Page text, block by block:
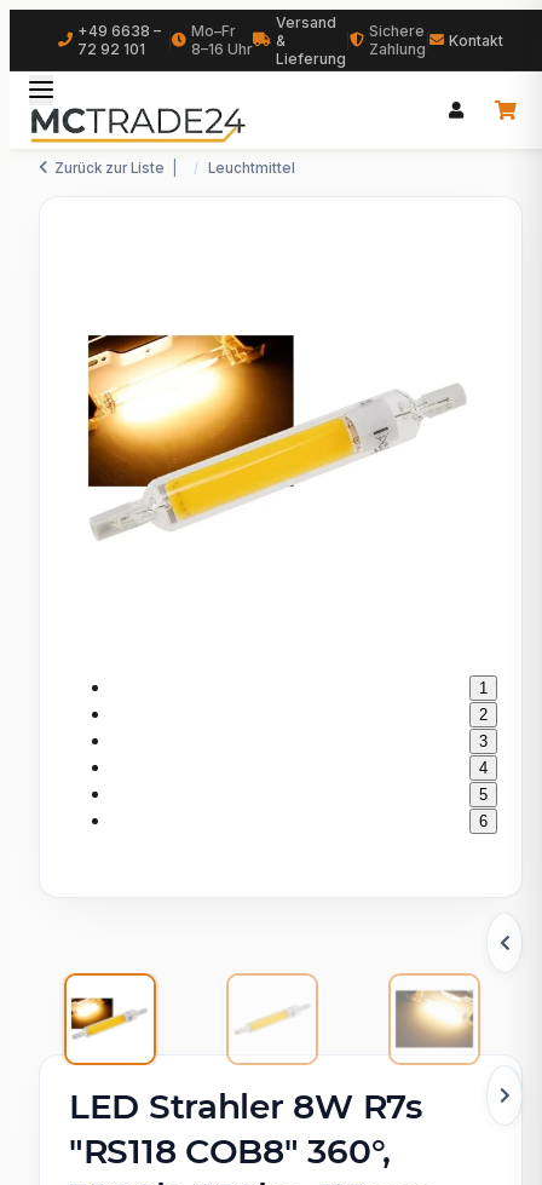
+49 6638 –
72 92 101
Mo–Fr
8–16 Uhr
Versand
&
Lieferung
Sichere
Zahlung
Kontakt
Zurück zur Liste Leuchtmittel
1
2
3
4
5
6
LED Strahler 8W R7s
"RS118 COB8" 360°,